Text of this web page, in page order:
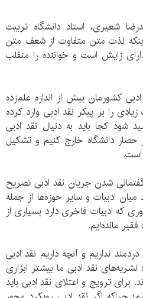
شعیری، ‌استاد دانشگاه تربیت
لذت متن متفاوت از شعف متن
زایش است و خواننده را منقلب
کشورمان بیش از اندازه علم‌زده
را بر پیکر نقد ادبی وارد کرده
شود کجا باید به دنیال نقد ادبی
حصار دانشگاه خارج کنیم و تشکیل
شدن جریان نقد ادبی تصریح
میان ادبیات و سایر حوزه‌ها از جمله
که ادبیات فاخری دارد بسیاری از
مانده‌ایم.
نداریم و آنچه داریم نقد ادبی
نشریه‌های نقد ادبی ما بیشتر ابزاری
برای ترویج و اعتلای نقد ادبی باید